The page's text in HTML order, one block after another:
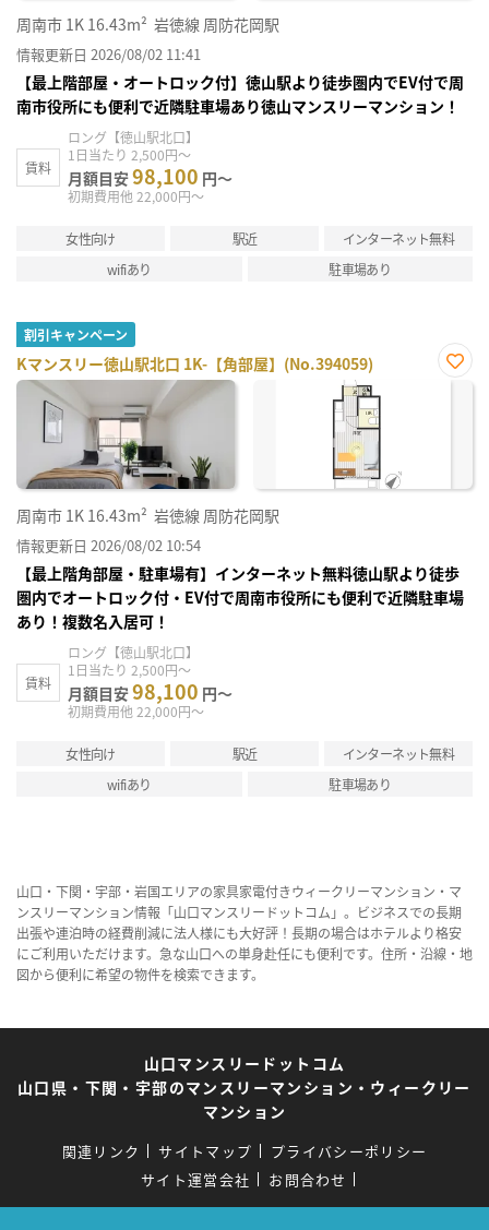
周南市 1K 16.43m² 岩徳線 周防花岡駅
情報更新日 2026/08/02 11:41
【最上階部屋・オートロック付】徳山駅より徒歩圏内でEV付で周
南市役所にも便利で近隣駐車場あり徳山マンスリーマンション！
賃料
ロング【徳山駅北口】
1日当たり 2,500円～
月額目安98,100 円～
初期費用他 22,000円～
女性向け 駅近
インターネット無料
wifiあり
駐車場あり
割引キャンペーン
Kマンスリー徳山駅北口 1K-【角部屋】(No.394059)
お気
周南市 1K 16.43m² 岩徳線 周防花岡駅
情報更新日 2026/08/02 10:54
【最上階角部屋・駐車場有】インターネット無料徳山駅より徒歩
圏内でオートロック付・EV付で周南市役所にも便利で近隣駐車場
あり！複数名入居可！
賃料
ロング【徳山駅北口】
1日当たり 2,500円～
月額目安98,100 円～
初期費用他 22,000円～
女性向け 駅近
インターネット無料
wifiあり
駐車場あり
山口・下関・宇部・岩国エリアの家具家電付きウィークリーマンション・マ
ンスリーマンション情報「山口マンスリードットコム」。ビジネスでの長期
出張や連泊時の経費削減に法人様にも大好評！長期の場合はホテルより格安
にご利用いただけます。急な山口への単身赴任にも便利です。住所・沿線・地
図から便利に希望の物件を検索できます。
山口マンスリードットコム
山口県・下関・宇部のマンスリーマンション・ウィークリー
マンション
関連リンク サイトマップ
プライバシーポリシー
サイト運営会社
お問合わせ